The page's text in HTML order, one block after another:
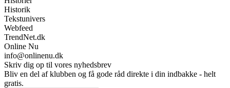
Historik
Tekstunivers
Webfeed
TrendNet.dk
Online Nu
info@onlinenu.dk
Skriv dig op til vores nyhedsbrev
Bliv en del af klubben og få gode råd direkte i din indbakke - helt
gratis.